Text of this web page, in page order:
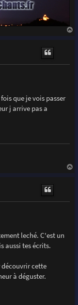
que je vois passer
j arrive pas a
leché. C'est un
aussi tes écrits.
découvrir cette
à déguster.